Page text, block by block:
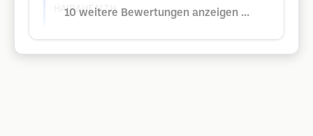
HAIR&HEALTH
10 weitere Bewertungen anzeigen ...